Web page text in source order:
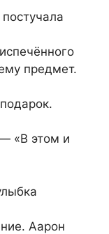
предмет.
«В этом и
Аарон